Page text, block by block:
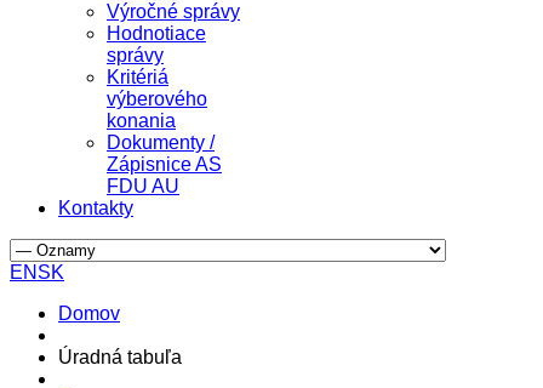
Výročné správy
Hodnotiace
správy
Kritériá
výberového
konania
Dokumenty /
Zápisnice AS
FDU AU
Kontakty
EN SK
Domov
Úradná tabuľa